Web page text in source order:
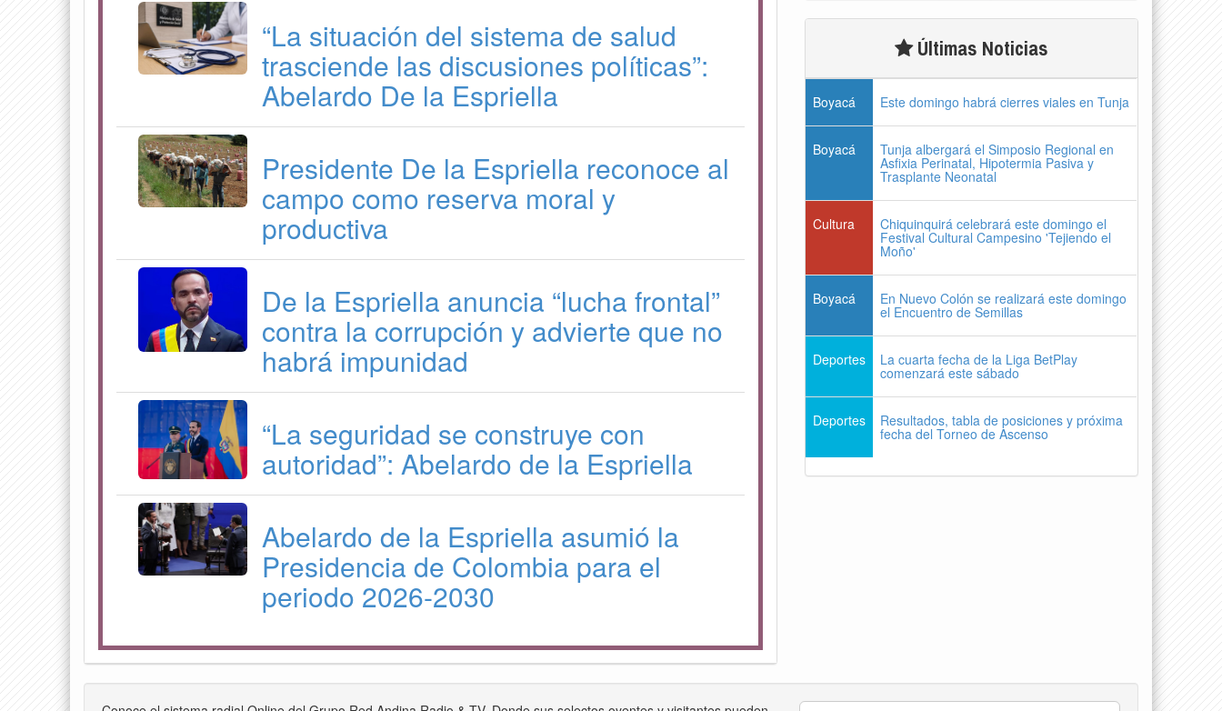
“La situación del sistema de salud
trasciende las discusiones políticas”:
Abelardo De la Espriella
Presidente De la Espriella reconoce al
campo como reserva moral y
productiva
De la Espriella anuncia “lucha frontal”
contra la corrupción y advierte que no
habrá impunidad
“La seguridad se construye con
autoridad”: Abelardo de la Espriella
Abelardo de la Espriella asumió la
Presidencia de Colombia para el
periodo 2026-2030
Últimas Noticias
Boyacá Este domingo habrá cierres viales en Tunja
Boyacá Tunja albergará el Simposio Regional en
Asfixia Perinatal, Hipotermia Pasiva y
Trasplante Neonatal
Cultura Chiquinquirá celebrará este domingo el
Festival Cultural Campesino 'Tejiendo el
Moño'
Boyacá En Nuevo Colón se realizará este domingo
el Encuentro de Semillas
Deportes La cuarta fecha de la Liga BetPlay
comenzará este sábado
Deportes Resultados, tabla de posiciones y próxima
fecha del Torneo de Ascenso